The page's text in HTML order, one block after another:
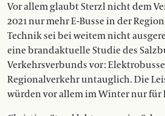
Vor allem glaubt Sterzl nicht dem
2021 nur mehr E-Busse in der
Technik sei bei weitem nicht
eine brandaktuelle Studie des
Verkehrsverbunds vor :
Regionalverkehr untauglich. Die
würden vor allem im Winter nur für